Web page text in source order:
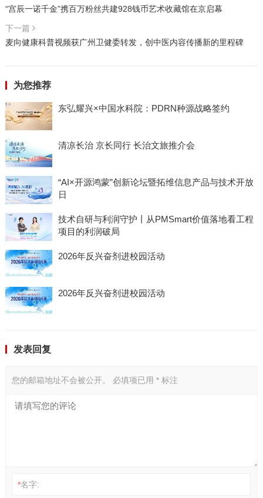
“宫辰一诺千金”携百万粉丝共建928钱币艺术收藏馆在京启幕
下一篇
麦向健康科普视频获广州卫健委转发，创中医内容传播新的里程碑
为您推荐
东弘耀兴×中国水科院：PDRN种源战略签约
清凉长治 京长同行 长治文旅推介会
“AI×开源鸿蒙”创新论坛暨拓维信息产品与技术开放
日
技术自研与利润守护丨从PMSmart价值落地看工程
项目的利润破局
2026年反兴奋剂进校园活动
2026年反兴奋剂进校园活动
发表回复
您的邮箱地址不会被公开。 必填项已用 *标注
*名字: